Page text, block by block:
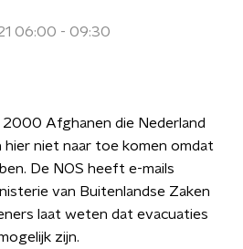
06:00 - 09:30
Afghanen die Nederland
hier niet naar toe komen omdat
De NOS heeft e-mails
van Buitenlandse Zaken
laat weten dat evacuaties
zijn.